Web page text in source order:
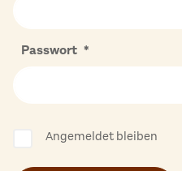
Passwort *
Angemeldet bleiben